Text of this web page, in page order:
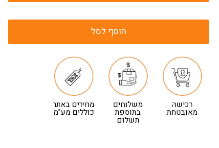
הוסף לסל
רכישה
מאובטחת
משלוחים
בתוספת
תשלום
מחירים באתר
כוללים מע"מ